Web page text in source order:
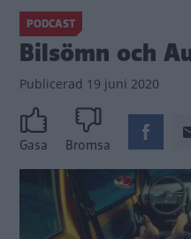
PODCAST
Bilsömn och
Publicerad 19 juni 2020
Gasa Bromsa